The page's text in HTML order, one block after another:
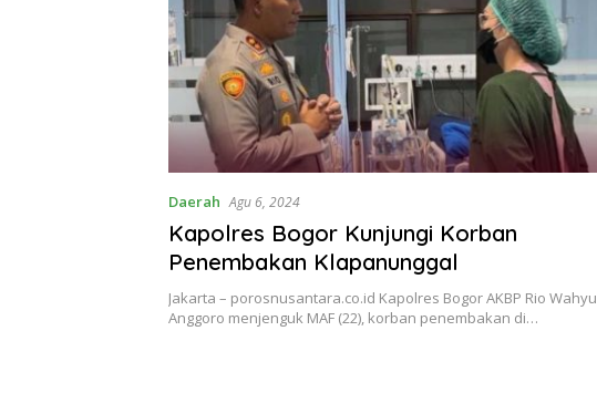
Daerah Agu 6, 2024
Kapolres Bogor Kunjungi Korban
Penembakan Klapanunggal
Jakarta – porosnusantara.co.id Kapolres Bogor AKBP Rio Wahyu
Anggoro menjenguk MAF (22), korban penembakan di…